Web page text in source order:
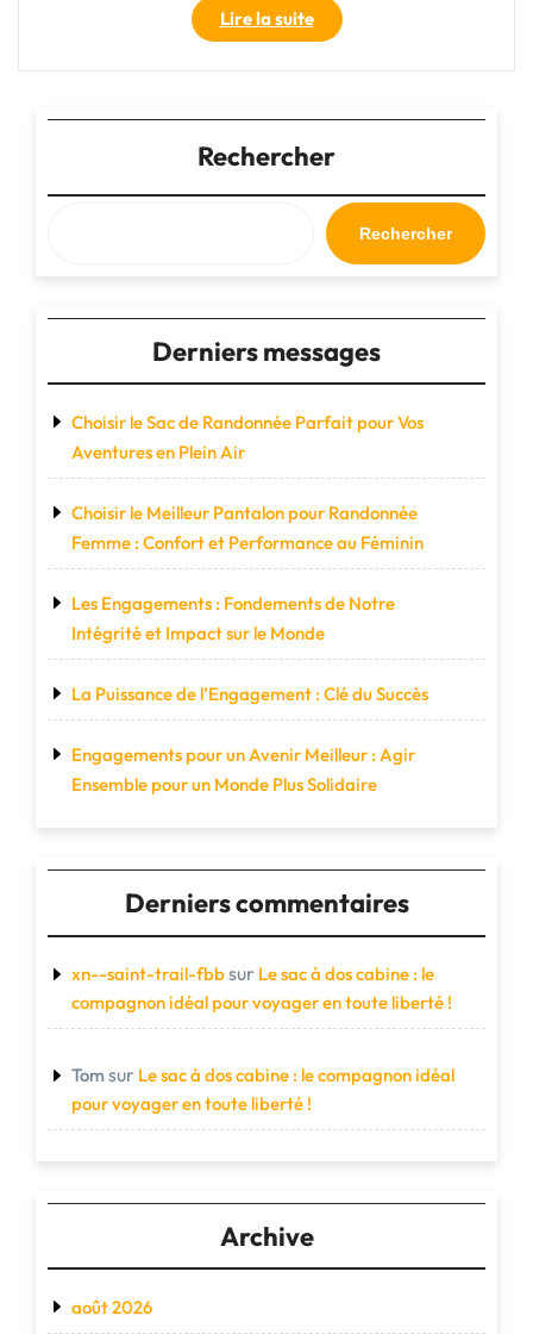
Lire la suite"Élégance
intemporelle
:
sac
de
voyage
en
cuir
noir,
voyageur
moderne"
Rechercher
Rechercher
Derniers messages
Choisir le Sac de Randonnée Parfait pour Vos
Aventures en Plein Air
Choisir le Meilleur Pantalon pour Randonnée
Femme : Confort et Performance au Féminin
Les Engagements : Fondements de Notre
Intégrité et Impact sur le Monde
La Puissance de l’Engagement : Clé du Succès
Engagements pour un Avenir Meilleur : Agir
Ensemble pour un Monde Plus Solidaire
Derniers commentaires
xn--saint-trail-fbbsur Le sac à dos cabine : le
compagnon idéal pour voyager en toute liberté !
Tom sur Le sac à dos cabine : le compagnon idéal
pour voyager en toute liberté !
Archive
août 2026